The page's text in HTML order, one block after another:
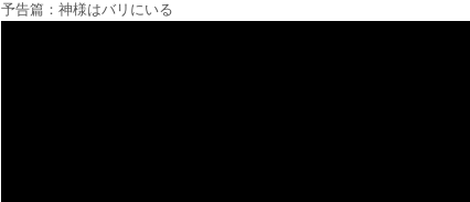
予告篇：神様はバリにいる